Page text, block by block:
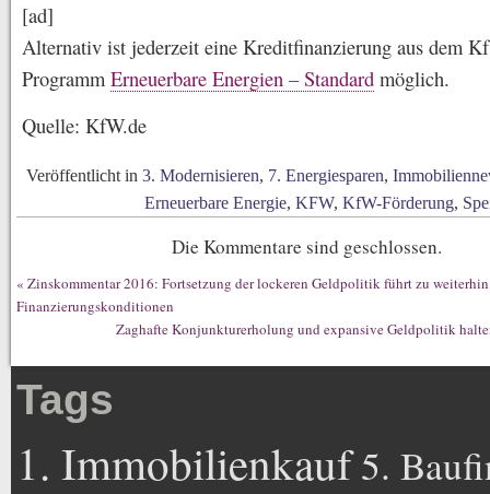
[ad]
Alternativ ist jederzeit eine Kreditfinanzierung aus dem
Programm Erneuerbare Energien – Standard möglich.
Quelle: KfW.de
Veröffentlicht in 3. Modernisieren, 7. Energiesparen,
Erneuerbare Energie, KFW, KfW-Förderung,
Die Kommentare sind geschlossen.
« Zinskommentar 2016: Fortsetzung der lockeren Geldpolitik führt zu
Finanzierungskonditionen
Zaghafte Konjunkturerholung und expansive Geldpolitik
Tags
1. Immobilienkauf5.